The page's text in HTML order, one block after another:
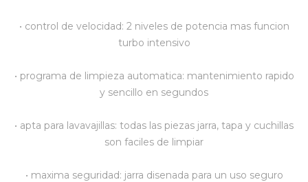
• control de velocidad: 2 niveles de potencia mas funcion
turbo intensivo
• programa de limpieza automatica: mantenimiento rapido
y sencillo en segundos
• apta para lavavajillas: todas las piezas jarra, tapa y cuchillas
son faciles de limpiar
• maxima seguridad: jarra disenada para un uso seguro
Ferretería
Vestimenta y calzado